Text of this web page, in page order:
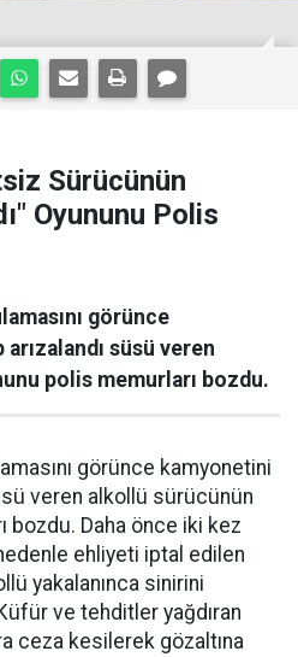
Sürücünün
Oyununu Polis
görünce
süsü veren
polis memurları bozdu.
görünce kamyonetini
veren alkollü sürücünün
bozdu. Daha önce iki kez
ehliyeti iptal edilen
yakalanınca sinirini
ve tehditler yağdıran
ceza kesilerek gözaltına